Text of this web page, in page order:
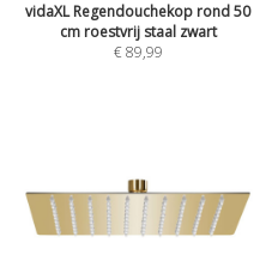
vidaXL Regendouchekop rond 50
cm roestvrij staal zwart
€ 89,99